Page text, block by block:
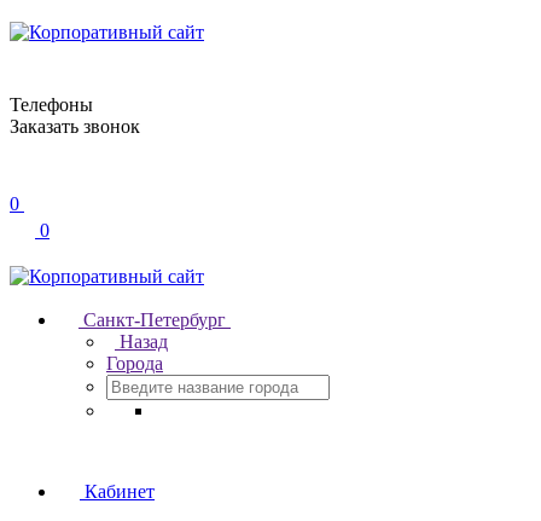
Телефоны
Заказать звонок
0
0
Санкт-Петербург
Назад
Города
Кабинет